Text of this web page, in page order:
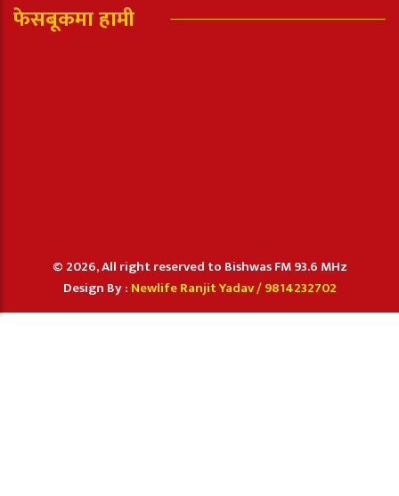
फेसबूकमा हामी
© 2026, All right reserved to Bishwas FM 93.6 MHz
Design By : Newlife Ranjit Yadav /9814232702